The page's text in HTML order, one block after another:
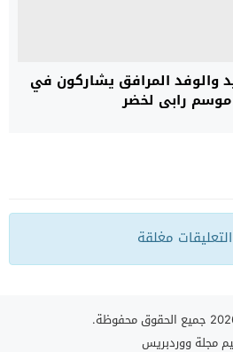
والوفد المرافق يشاركون في
لخضر
مغلقة
مجلة ووردبريس